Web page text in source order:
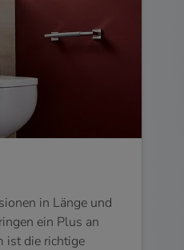
in Länge und
ein Plus an
ist die richtige